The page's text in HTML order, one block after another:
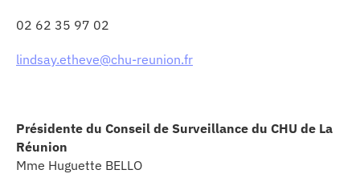
02 62 35 97 02
lindsay.etheve@chu-reunion.fr
Présidente du Conseil de Surveillance du CHU de La
Réunion
Mme Huguette BELLO